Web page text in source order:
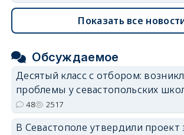
Показать все
Обсуждаемое
Десятый класс с отбором:
проблемы у севастопольских
48 2517
В Севастополе утвердили проект